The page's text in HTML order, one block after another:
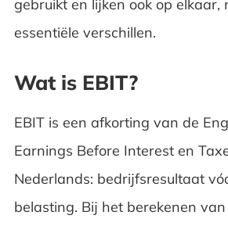
gebruikt en lijken ook op elkaar,
essentiële verschillen.
Wat is EBIT?
EBIT is een afkorting van de
Earnings Before Interest en
Nederlands: bedrijfsresultaat
belasting. Bij het berekenen